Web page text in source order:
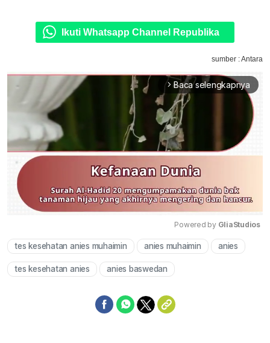
Ikuti Whatsapp Channel Republika
sumber : Antara
arrow_forward_ios Baca selengkapnya
Mute
Powered by GliaStudios
tes kesehatan anies muhaimin anies muhaimin anies
tes kesehatan anies anies baswedan